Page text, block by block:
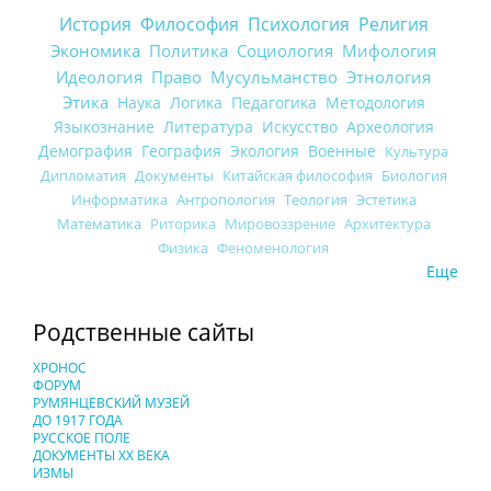
История Философия Психология Религия
Экономика Политика Социология Мифология
Идеология Право Мусульманство Этнология
Этика Наука Логика Педагогика Методология
Языкознание Литература Искусство Археология
Демография География Экология Военные Культура
Дипломатия Документы Китайская философия Биология
Информатика Антропология Теология Эстетика
Математика Риторика Мировоззрение Архитектура
Физика Феноменология
Еще
Родственные сайты
ХРОНОС
ФОРУМ
РУМЯНЦЕВСКИЙ МУЗЕЙ
ДО 1917 ГОДА
РУССКОЕ ПОЛЕ
ДОКУМЕНТЫ XX ВЕКА
ИЗМЫ